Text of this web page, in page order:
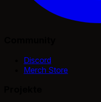
Discord
Merch Store